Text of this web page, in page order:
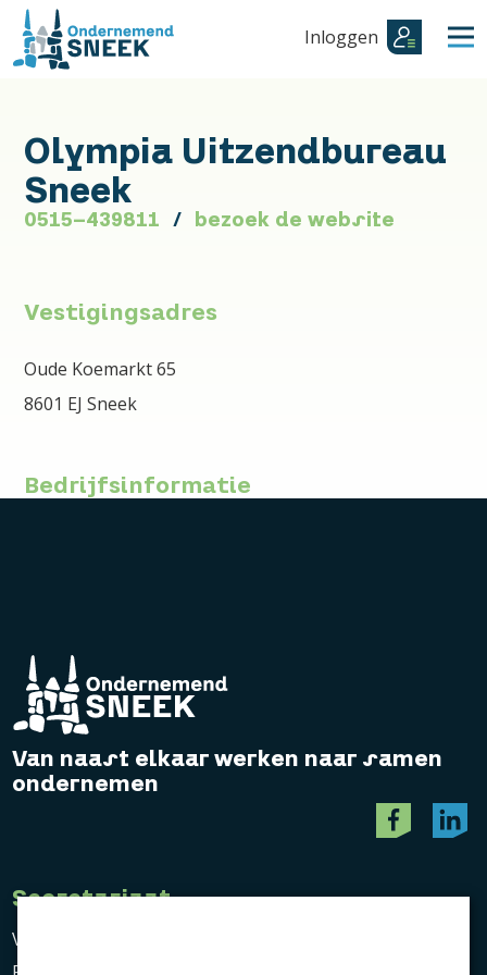
Inloggen
Olympia Uitzendbureau
Sneek
0515-439811 bezoek de website
Vestigingsadres
Oude Koemarkt 65
8601 EJ Sneek
Bedrijfsinformatie
Van naast elkaar werken naar samen
ondernemen
Secretariaat
Vereniging Ondernemend Sneek